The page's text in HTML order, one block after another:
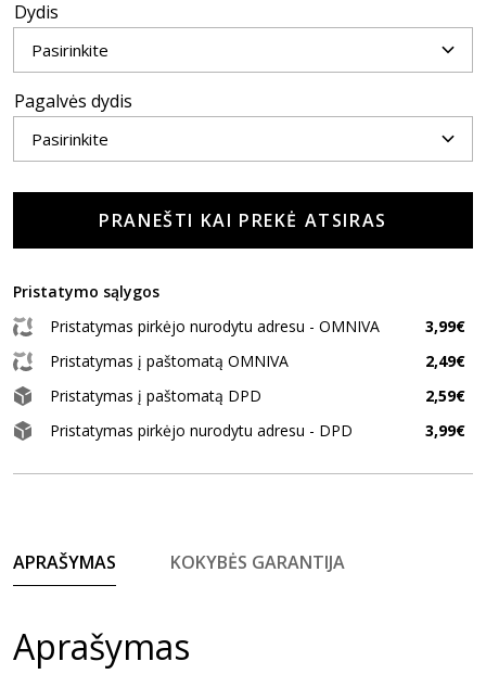
Dydis
Pagalvės dydis
PRANEŠTI KAI PREKĖ ATSIRAS
Pristatymo sąlygos
Pristatymas pirkėjo nurodytu adresu - OMNIVA
3,99€
Pristatymas į paštomatą OMNIVA
2,49€
Pristatymas į paštomatą DPD
2,59€
Pristatymas pirkėjo nurodytu adresu - DPD
3,99€
APRAŠYMAS KOKYBĖS GARANTIJA
Aprašymas